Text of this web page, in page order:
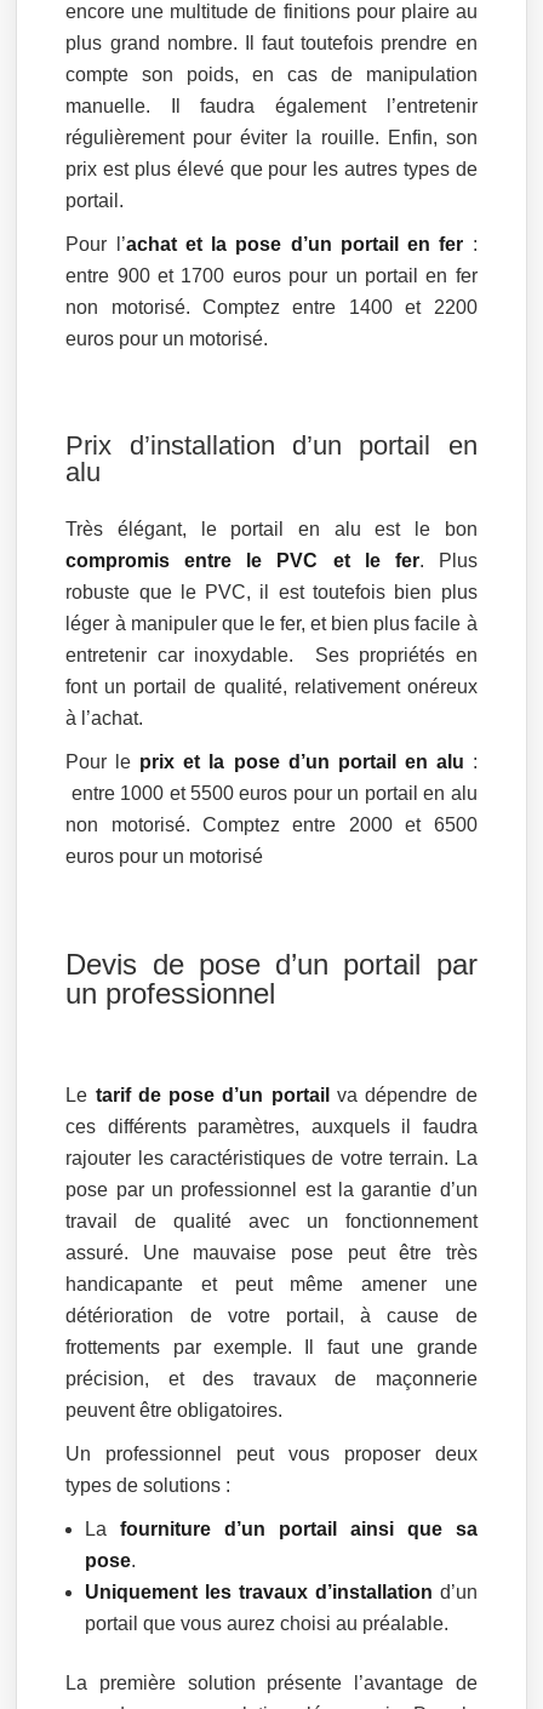
encore une multitude de finitions pour plaire au
plus grand nombre. Il faut toutefois prendre en
compte son poids, en cas de manipulation
manuelle. Il faudra également l’entretenir
régulièrement pour éviter la rouille. Enfin, son
prix est plus élevé que pour les autres types de
portail.
Pour l’achat et la pose d’un portail en fer :
entre 900 et 1700 euros pour un portail en fer
non motorisé. Comptez entre 1400 et 2200
euros pour un motorisé.
Prix d’installation d’un portail en
alu
Très élégant, le portail en alu est le bon
compromis entre le PVC et le fer. Plus
robuste que le PVC, il est toutefois bien plus
léger à manipuler que le fer, et bien plus facile à
entretenir car inoxydable. Ses propriétés en
font un portail de qualité, relativement onéreux
à l’achat.
Pour le prix et la pose d’un portail en alu :
entre 1000 et 5500 euros pour un portail en alu
non motorisé. Comptez entre 2000 et 6500
euros pour un motorisé
Devis de pose d’un portail par
un professionnel
Le tarif de pose d’un portail va dépendre de
ces différents paramètres, auxquels il faudra
rajouter les caractéristiques de votre terrain. La
pose par un professionnel est la garantie d’un
travail de qualité avec un fonctionnement
assuré. Une mauvaise pose peut être très
handicapante et peut même amener une
détérioration de votre portail, à cause de
frottements par exemple. Il faut une grande
précision, et des travaux de maçonnerie
peuvent être obligatoires.
Un professionnel peut vous proposer deux
types de solutions :
Lafourniture d’un portail ainsi que sa
pose.
Uniquement les travaux d’installation d’un
portail que vous aurez choisi au préalable.
La première solution présente l’avantage de